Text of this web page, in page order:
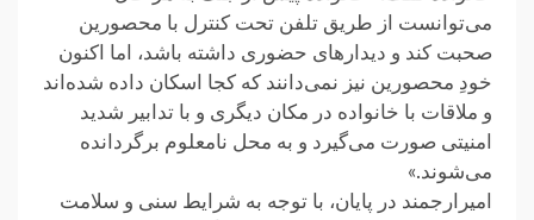
می‌توانست از طریق تلفن تحت کنترل با محصورین
صحبت کند و دیدارهای حضوری داشته باشد، اما اکنون
خودِ محصورین نیز نمی‌دانند که کجا اسکان داده شده‌اند
و ملاقات با خانواده در مکان دیگری و با تدابیر شدید
امنیتی صورت می‌گیرد و به محل نامعلوم برگردانده
می‌شوند.»
امیرارجمند در پایان، با توجه به شرایط سنی و سلامت